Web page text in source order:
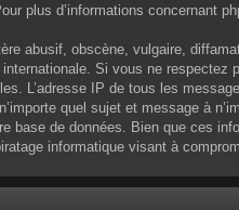
plus d’informations concernant
abusif, obscène, vulgaire,
Si vous ne
L’adresse IP de tous les
quel sujet et message à
base de données. Bien que ces
informatique visant à